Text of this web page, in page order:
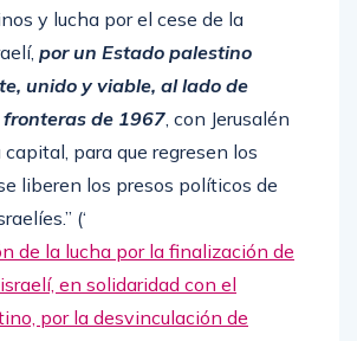
y lucha por el cese de la
por un Estado palestino
unido y viable, al lado de
fronteras de 1967, con Jerusalén
capital, para que regresen los
liberen los presos políticos de
(‘
de la lucha por la finalización de
en solidaridad con el
por la desvinculación de